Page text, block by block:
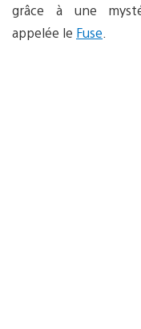
grâce à une
appelée le Fuse